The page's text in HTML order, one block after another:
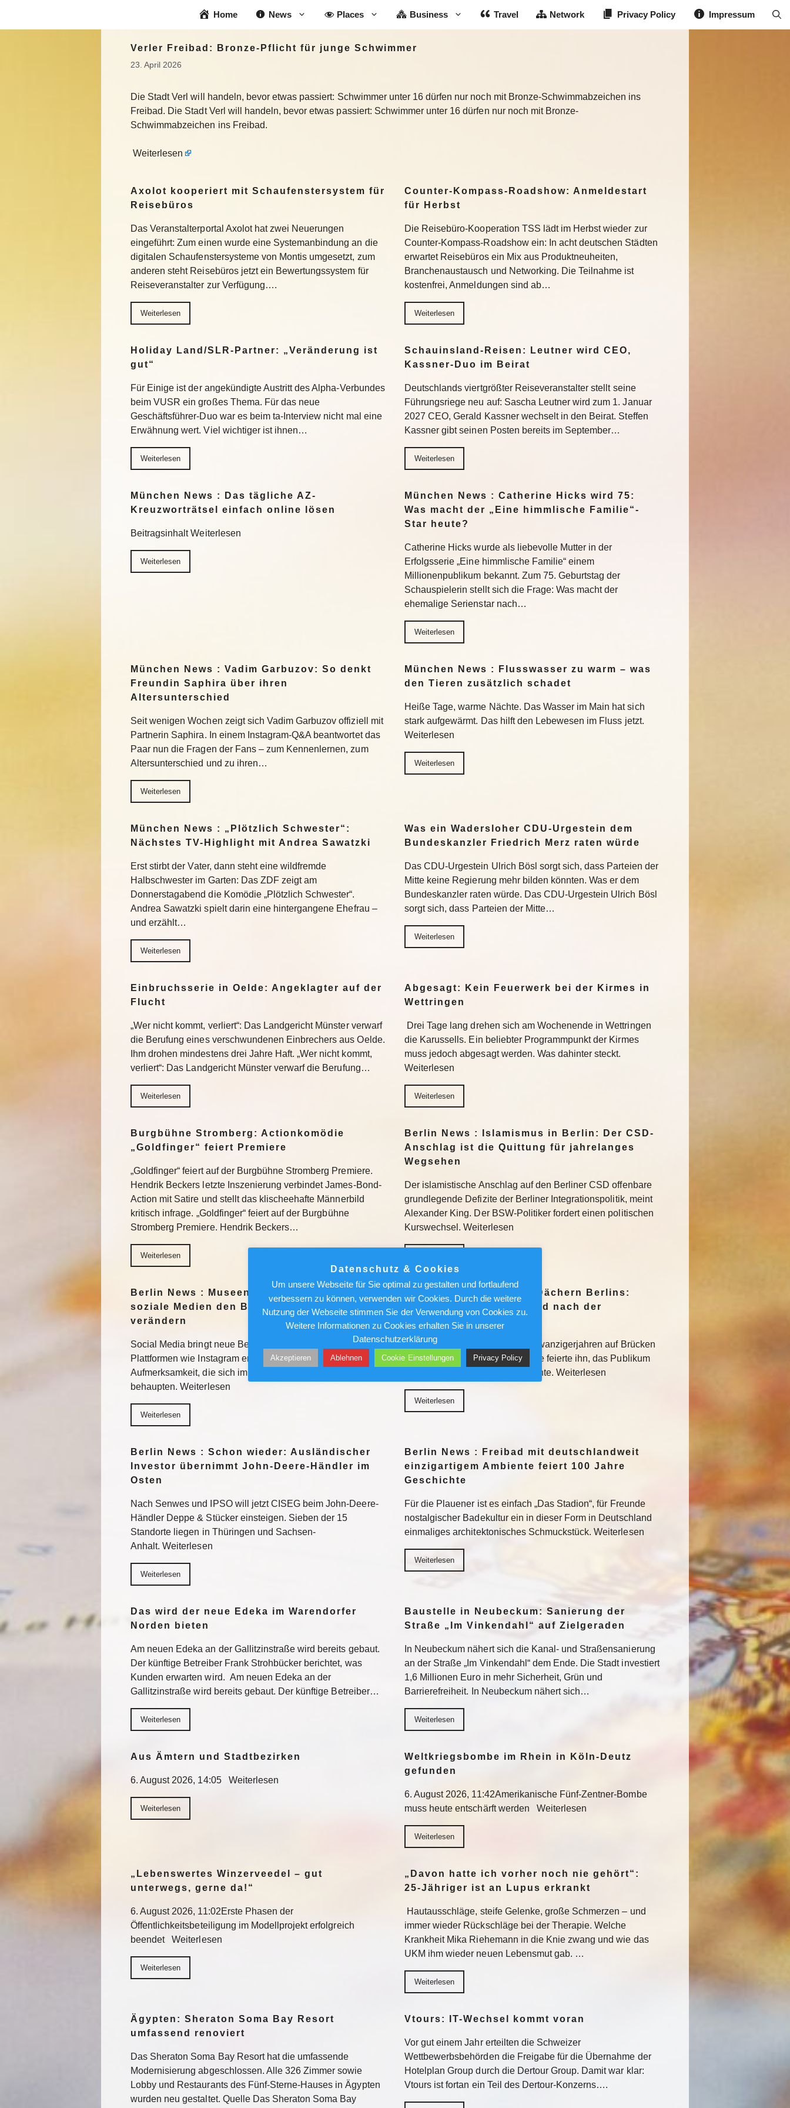
Home News Places Business Travel Network Privacy Policy Impressum
Verler Freibad: Bronze-Pflicht für junge Schwimmer
23. April 2026
Die Stadt Verl will handeln, bevor etwas passiert: Schwimmer unter 16 dürfen nur noch mit Bronze-Schwimmabzeichen ins
Freibad. Die Stadt Verl will handeln, bevor etwas passiert: Schwimmer unter 16 dürfen nur noch mit Bronze-
Schwimmabzeichen ins Freibad.
Weiterlesen
Axolot kooperiert mit Schaufenstersystem für
Reisebüros
Das Veranstalterportal Axolot hat zwei Neuerungen
eingeführt: Zum einen wurde eine Systemanbindung an die
digitalen Schaufenstersysteme von Montis umgesetzt, zum
anderen steht Reisebüros jetzt ein Bewertungssystem für
Reiseveranstalter zur Verfügung….
Weiterlesen
Counter-Kompass-Roadshow: Anmeldestart
für Herbst
Die Reisebüro-Kooperation TSS lädt im Herbst wieder zur
Counter-Kompass-Roadshow ein: In acht deutschen Städten
erwartet Reisebüros ein Mix aus Produktneuheiten,
Branchenaustausch und Networking. Die Teilnahme ist
kostenfrei, Anmeldungen sind ab…
Weiterlesen
Holiday Land/SLR-Partner: „Veränderung ist
gut“
Für Einige ist der angekündigte Austritt des Alpha-Verbundes
beim VUSR ein großes Thema. Für das neue
Geschäftsführer-Duo war es beim ta-Interview nicht mal eine
Erwähnung wert. Viel wichtiger ist ihnen…
Weiterlesen
Schauinsland-Reisen: Leutner wird CEO,
Kassner-Duo im Beirat
Deutschlands viertgrößter Reiseveranstalter stellt seine
Führungsriege neu auf: Sascha Leutner wird zum 1. Januar
2027 CEO, Gerald Kassner wechselt in den Beirat. Steffen
Kassner gibt seinen Posten bereits im September…
Weiterlesen
München News : Das tägliche AZ-
Kreuzworträtsel einfach online lösen
Beitragsinhalt Weiterlesen
Weiterlesen
München News : Catherine Hicks wird 75:
Was macht der „Eine himmlische Familie“-
Star heute?
Catherine Hicks wurde als liebevolle Mutter in der
Erfolgsserie „Eine himmlische Familie“ einem
Millionenpublikum bekannt. Zum 75. Geburtstag der
Schauspielerin stellt sich die Frage: Was macht der
ehemalige Serienstar nach…
Weiterlesen
München News : Vadim Garbuzov: So denkt
Freundin Saphira über ihren
Altersunterschied
Seit wenigen Wochen zeigt sich Vadim Garbuzov offiziell mit
Partnerin Saphira. In einem Instagram-Q&A beantwortet das
Paar nun die Fragen der Fans – zum Kennenlernen, zum
Altersunterschied und zu ihren…
Weiterlesen
München News : Flusswasser zu warm – was
den Tieren zusätzlich schadet
Heiße Tage, warme Nächte. Das Wasser im Main hat sich
stark aufgewärmt. Das hilft den Lebewesen im Fluss jetzt.
Weiterlesen
Weiterlesen
München News : „Plötzlich Schwester“:
Nächstes TV-Highlight mit Andrea Sawatzki
Erst stirbt der Vater, dann steht eine wildfremde
Halbschwester im Garten: Das ZDF zeigt am
Donnerstagabend die Komödie „Plötzlich Schwester“.
Andrea Sawatzki spielt darin eine hintergangene Ehefrau –
und erzählt…
Weiterlesen
Was ein Wadersloher CDU-Urgestein dem
Bundeskanzler Friedrich Merz raten würde
Das CDU-Urgestein Ulrich Bösl sorgt sich, dass Parteien der
Mitte keine Regierung mehr bilden könnten. Was er dem
Bundeskanzler raten würde. Das CDU-Urgestein Ulrich Bösl
sorgt sich, dass Parteien der Mitte…
Weiterlesen
Einbruchsserie in Oelde: Angeklagter auf der
Flucht
„Wer nicht kommt, verliert“: Das Landgericht Münster verwarf
die Berufung eines verschwundenen Einbrechers aus Oelde.
Ihm drohen mindestens drei Jahre Haft. „Wer nicht kommt,
verliert“: Das Landgericht Münster verwarf die Berufung…
Weiterlesen
Abgesagt: Kein Feuerwerk bei der Kirmes in
Wettringen
Drei Tage lang drehen sich am Wochenende in Wettringen
die Karussells. Ein beliebter Programmpunkt der Kirmes
muss jedoch abgesagt werden. Was dahinter steckt.
Weiterlesen
Weiterlesen
Burgbühne Stromberg: Actionkomödie
„Goldfinger“ feiert Premiere
„Goldfinger“ feiert auf der Burgbühne Stromberg Premiere.
Hendrik Beckers letzte Inszenierung verbindet James-Bond-
Action mit Satire und stellt das klischeehafte Männerbild
kritisch infrage. „Goldfinger“ feiert auf der Burgbühne
Stromberg Premiere. Hendrik Beckers…
Weiterlesen
Berlin News : Islamismus in Berlin: Der CSD-
Anschlag ist die Quittung für jahrelanges
Wegsehen
Der islamistische Anschlag auf den Berliner CSD offenbare
grundlegende Defizite der Berliner Integrationspolitik, meint
Alexander King. Der BSW-Politiker fordert einen politischen
Kurswechsel. Weiterlesen
Berlin News : Museen für den Feed: Wie
soziale Medien den Blick auf Kunst
verändern
Social Media bringt neue Besucher in die Museen. Doch auf
Plattformen wie Instagram erhalten vor allem jene Motive
Aufmerksamkeit, die sich im Feed am besten
behaupten. Weiterlesen
Weiterlesen
Berlin News : Über den Dächern Berlins:
Alfred Torge und die Jagd nach der
Sensation
Ungesichert kletterte er in den Zwanzigerjahren auf Brücken
und Geschäftshäuser. Die Presse feierte ihn, das Publikum
liebte ihn – bis sein Stern verglühte. Weiterlesen
Weiterlesen
Berlin News : Schon wieder: Ausländischer
Investor übernimmt John-Deere-Händler im
Osten
Nach Senwes und IPSO will jetzt CISEG beim John-Deere-
Händler Deppe & Stücker einsteigen. Sieben der 15
Standorte liegen in Thüringen und Sachsen-
Anhalt. Weiterlesen
Weiterlesen
Berlin News : Freibad mit deutschlandweit
einzigartigem Ambiente feiert 100 Jahre
Geschichte
Für die Plauener ist es einfach „Das Stadion“, für Freunde
nostalgischer Badekultur ein in dieser Form in Deutschland
einmaliges architektonisches Schmuckstück. Weiterlesen
Weiterlesen
Das wird der neue Edeka im Warendorfer
Norden bieten
Am neuen Edeka an der Gallitzinstraße wird bereits gebaut.
Der künftige Betreiber Frank Strohbücker berichtet, was
Kunden erwarten wird. Am neuen Edeka an der
Gallitzinstraße wird bereits gebaut. Der künftige Betreiber…
Weiterlesen
Baustelle in Neubeckum: Sanierung der
Straße „Im Vinkendahl“ auf Zielgeraden
In Neubeckum nähert sich die Kanal- und Straßensanierung
an der Straße „Im Vinkendahl“ dem Ende. Die Stadt investiert
1,6 Millionen Euro in mehr Sicherheit, Grün und
Barrierefreiheit. In Neubeckum nähert sich…
Weiterlesen
Aus Ämtern und Stadtbezirken
6. August 2026, 14:05 Weiterlesen
Weiterlesen
Weltkriegsbombe im Rhein in Köln-Deutz
gefunden
6. August 2026, 11:42Amerikanische Fünf-Zentner-Bombe
muss heute entschärft werden Weiterlesen
Weiterlesen
„Lebenswertes Winzerveedel – gut
unterwegs, gerne da!“
6. August 2026, 11:02Erste Phasen der
Öffentlichkeitsbeteiligung im Modellprojekt erfolgreich
beendet Weiterlesen
Weiterlesen
„Davon hatte ich vorher noch nie gehört“:
25-Jähriger ist an Lupus erkrankt
Hautausschläge, steife Gelenke, große Schmerzen – und
immer wieder Rückschläge bei der Therapie. Welche
Krankheit Mika Riehemann in die Knie zwang und wie das
UKM ihm wieder neuen Lebensmut gab. …
Weiterlesen
Ägypten: Sheraton Soma Bay Resort
umfassend renoviert
Das Sheraton Soma Bay Resort hat die umfassende
Modernisierung abgeschlossen. Alle 326 Zimmer sowie
Lobby und Restaurants des Fünf-Sterne-Hauses in Ägypten
wurden neu gestaltet. Quelle Das Sheraton Soma Bay
Vtours: IT-Wechsel kommt voran
Vor gut einem Jahr erteilten die Schweizer
Wettbewerbsbehörden die Freigabe für die Übernahme der
Hotelplan Group durch die Dertour Group. Damit war klar:
Vtours ist fortan ein Teil des Dertour-Konzerns….
Datenschutz & Cookies
Um unsere Webseite für Sie optimal zu gestalten und fortlaufend
verbessern zu können, verwenden wir Cookies. Durch die weitere
Nutzung der Webseite stimmen Sie der Verwendung von Cookies zu.
Weitere Informationen zu Cookies erhalten Sie in unserer
Datenschutzerklärung
Akzeptieren Ablehnen Cookie Einstellungen Privacy Policy